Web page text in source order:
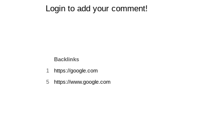
Login to add your comment!
Backlinks
1
https://google.com
5
https://www.google.com